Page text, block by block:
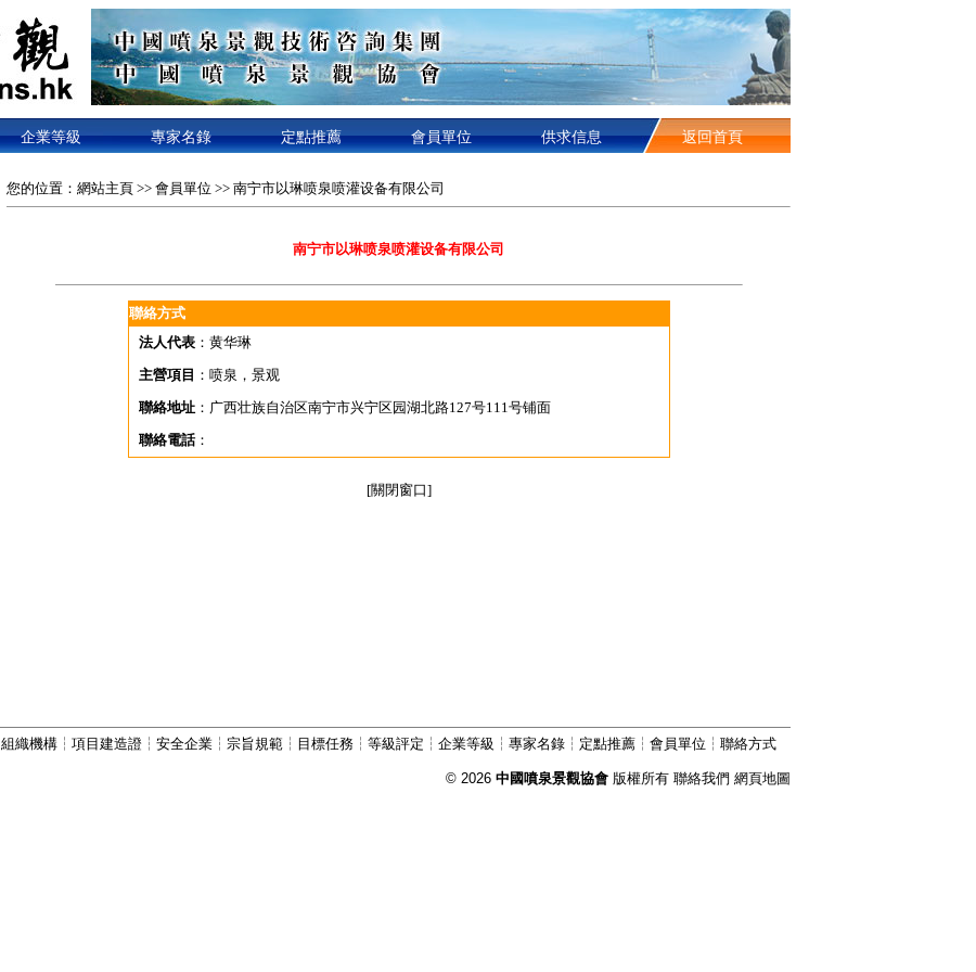
企業等級 專家名錄 定點推薦 會員單位 供求信息 返回首頁
您的位置： 網站主頁 >> 會員單位 >> 南宁市以琳喷泉喷灌设备有限公司
南宁市以琳喷泉喷灌设备有限公司
聯絡方式
法人代表：黄华琳
主營項目 ：喷泉，景观
聯絡地址：广西壮族自治区南宁市兴宁区园湖北路127号111号铺面
聯絡電話：
[關閉窗口]
組織機構┆ 項目建造證┆ 安全企業┆ 宗旨規範┆ 目標任務┆ 等級評定 ┆ 企業等級 ┆ 專家名錄┆ 定點推薦┆ 會員單位 ┆ 聯絡方式
© 2026 中國噴泉景觀協會 版權所有 聯絡我們 網頁地圖